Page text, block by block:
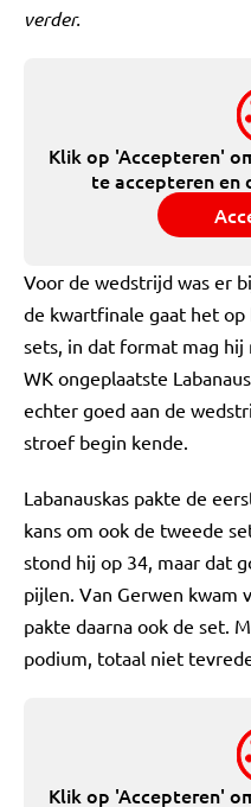
verder.
Klik op 'Accepteren'
te accepteren en
Voor de wedstrijd was er
de kwartfinale gaat het
sets, in dat format mag
WK ongeplaatste
echter goed aan de
stroef begin kende.
Labanauskas pakte de
kans om ook de tweede
stond hij op 34, maar dat
pijlen. Van Gerwen kwam
pakte daarna ook de set.
podium, totaal niet
Klik op 'Accepteren'